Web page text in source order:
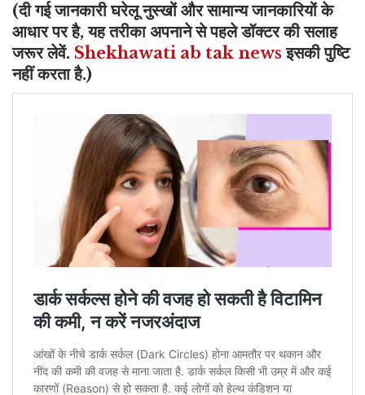
(दी गई जानकारी घरेलू नुस्खों और सामान्य जानकारियों के
आधार पर है, यह तरीका अपनाने से पहले डॉक्टर की सलाह
जरूर लेवें. Shekhawati ab tak news इसकी पुष्टि
नहीं करता है.)